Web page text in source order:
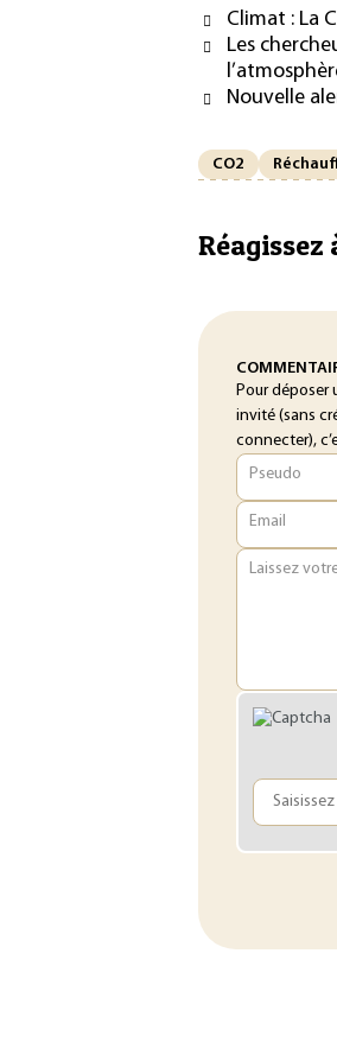
Climat : La
Les
Nouvelle
CO2
Pour déposer
invité (sans
connecter),
Pseudo
Email
Laissez